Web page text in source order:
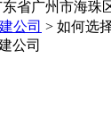
省广州市海珠
公司 > 如何选
公司